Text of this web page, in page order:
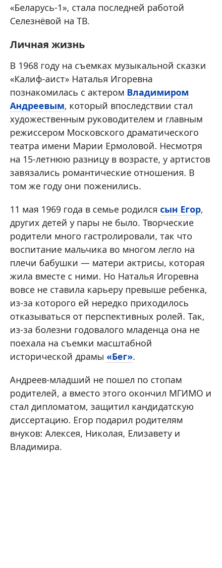
«Беларусь-1», стала последней работой
Селезнёвой на ТВ.
Личная жизнь
В 1968 году на съемках музыкальной сказки
«Калиф-аист» Наталья Игоревна
познакомилась с актером Владимиром
Андреевым, который впоследствии стал
художественным руководителем и главным
режиссером Московского драматического
театра имени Марии Ермоловой. Несмотря
на 15-летнюю разницу в возрасте, у артистов
завязались романтические отношения. В
том же году они поженились.
11 мая 1969 года в семье родился сын Егор,
других детей у пары не было. Творческие
родители много гастролировали, так что
воспитание мальчика во многом легло на
плечи бабушки — матери актрисы, которая
жила вместе с ними. Но Наталья Игоревна
вовсе не ставила карьеру превыше ребенка,
из-за которого ей нередко приходилось
отказываться от перспективных ролей. Так,
из-за болезни годовалого младенца она не
поехала на съемки масштабной
исторической драмы «Бег».
Андреев-младший не пошел по стопам
родителей, а вместо этого окончил МГИМО и
стал дипломатом, защитил кандидатскую
диссертацию. Егор подарил родителям
внуков: Алексея, Николая, Елизавету и
Владимира.